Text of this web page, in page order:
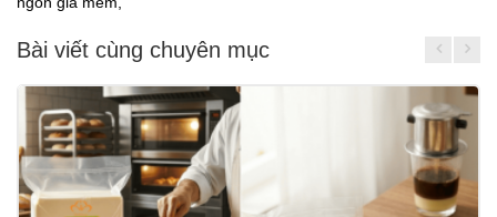
Bài viết cùng chuyên mục